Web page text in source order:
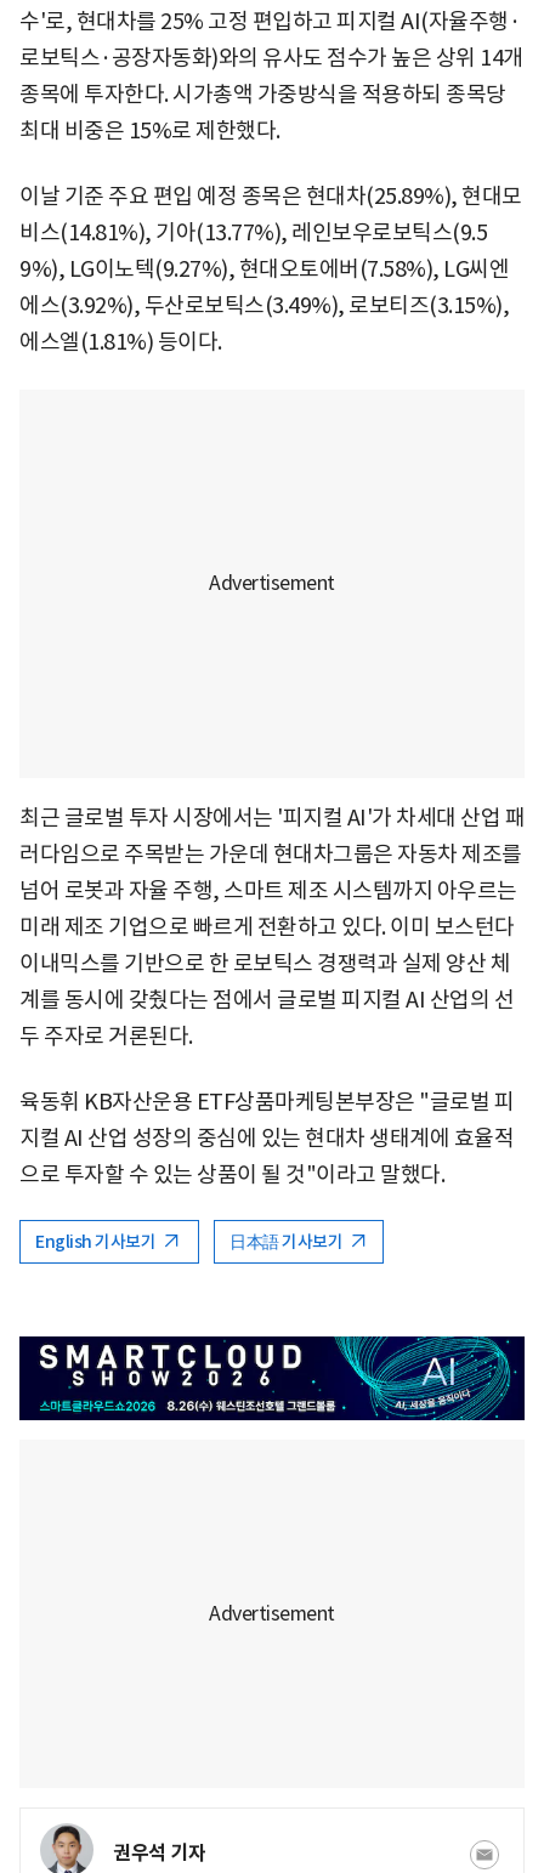
수'로, 현대차를 25% 고정 편입하고 피지컬 AI(자율주행·
로보틱스·공장자동화)와의 유사도 점수가 높은 상위 14개
종목에 투자한다. 시가총액 가중방식을 적용하되 종목당
최대 비중은 15%로 제한했다.
이날 기준 주요 편입 예정 종목은 현대차(25.89%), 현대모
비스(14.81%), 기아(13.77%), 레인보우로보틱스(9.5
9%), LG이노텍(9.27%), 현대오토에버(7.58%), LG씨엔
에스(3.92%), 두산로보틱스(3.49%), 로보티즈(3.15%),
에스엘(1.81%) 등이다.
최근 글로벌 투자 시장에서는 '피지컬 AI'가 차세대 산업 패
러다임으로 주목받는 가운데 현대차그룹은 자동차 제조를
넘어 로봇과 자율 주행, 스마트 제조 시스템까지 아우르는
미래 제조 기업으로 빠르게 전환하고 있다. 이미 보스턴다
이내믹스를 기반으로 한 로보틱스 경쟁력과 실제 양산 체
계를 동시에 갖췄다는 점에서 글로벌 피지컬 AI 산업의 선
두 주자로 거론된다.
육동휘 KB자산운용 ETF상품마케팅본부장은 "글로벌 피
지컬 AI 산업 성장의 중심에 있는 현대차 생태계에 효율적
으로 투자할 수 있는 상품이 될 것"이라고 말했다.
English 기사보기 日本語 기사보기
권우석 기자